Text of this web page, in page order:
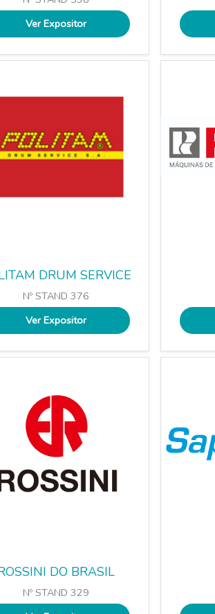
Ver Expositor
DRUM SERVICE
Nº STAND 376
Ver Expositor
DO BRASIL
Nº STAND 329